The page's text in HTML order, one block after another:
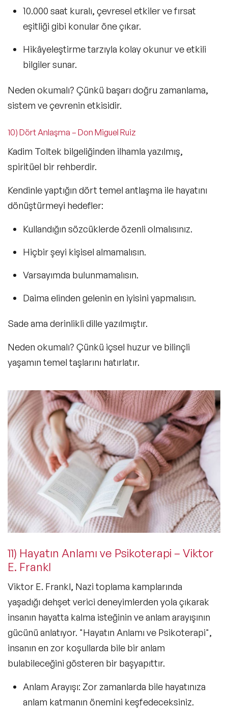
10.000 saat kuralı, çevresel etkiler ve fırsat
eşitliği gibi konular öne çıkar.
Hikâyeleştirme tarzıyla kolay okunur ve etkili
bilgiler sunar.
Neden okumalı? Çünkü başarı doğru zamanlama,
sistem ve çevrenin etkisidir.
10) Dört Anlaşma – Don Miguel Ruiz
Kadim Toltek bilgeliğinden ilhamla yazılmış,
spiritüel bir rehberdir.
Kendinle yaptığın dört temel antlaşma ile hayatını
dönüştürmeyi hedefler:
Kullandığın sözcüklerde özenli olmalısınız.
Hiçbir şeyi kişisel almamalısın.
Varsayımda bulunmamalısın.
Daima elinden gelenin en iyisini yapmalısın.
Sade ama derinlikli dille yazılmıştır.
Neden okumalı? Çünkü içsel huzur ve bilinçli
yaşamın temel taşlarını hatırlatır.
11) Hayatın Anlamı ve Psikoterapi – Viktor
E. Frankl
Viktor E. Frankl, Nazi toplama kamplarında
yaşadığı dehşet verici deneyimlerden yola çıkarak
insanın hayatta kalma isteğinin ve anlam arayışının
gücünü anlatıyor. "Hayatın Anlamı ve Psikoterapi",
insanın en zor koşullarda bile bir anlam
bulabileceğini gösteren bir başyapıttır.
Anlam Arayışı: Zor zamanlarda bile hayatınıza
anlam katmanın önemini keşfedeceksiniz.